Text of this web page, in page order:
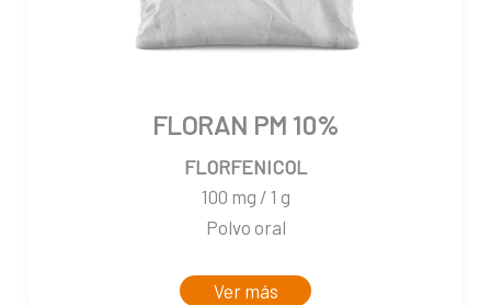
FLORAN PM 10%
FLORFENICOL
100 mg / 1 g
Polvo oral
Ver más